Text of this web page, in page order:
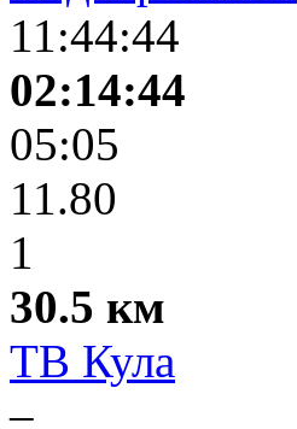
11:44:44
02:14:44
05:05
11.80
1
30.5 км
ТВ Кула
–